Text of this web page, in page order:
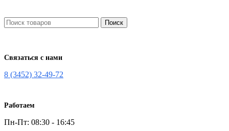
Поиск
Связаться с нами
8 (3452) 32-49-72
Работаем
Пн-Пт: 08:30 - 16:45